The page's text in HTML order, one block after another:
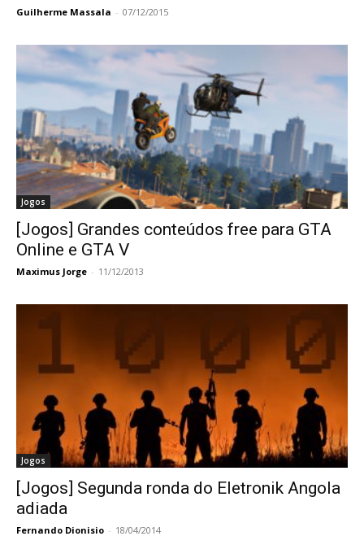
Guilherme Massala - 07/12/2015
Jogos
[Jogos] Grandes conteúdos free para GTA
Online e GTA V
Maximus Jorge - 11/12/2013
Jogos
[Jogos] Segunda ronda do Eletronik Angola
adiada
Fernando Dionisio - 18/04/2014